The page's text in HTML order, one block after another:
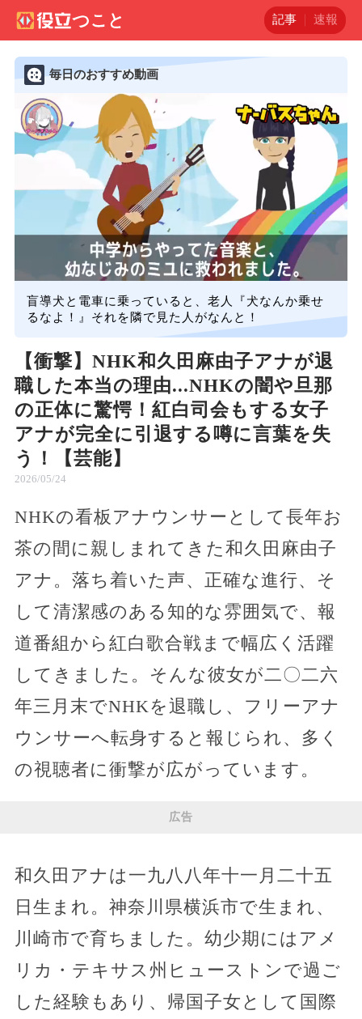
記事 速報
毎日のおすすめ動画
盲導犬と電車に乗っていると、老人『犬なんか乗せ
るなよ！』それを隣で見た人がなんと！
【衝撃】NHK和久田麻由子アナが退
職した本当の理由...NHKの闇や旦那
の正体に驚愕！紅白司会もする女子
アナが完全に引退する噂に言葉を失
う！【芸能】
2026/05/24
NHKの看板アナウンサーとして長年お
茶の間に親しまれてきた和久田麻由子
アナ。落ち着いた声、正確な進行、そ
して清潔感のある知的な雰囲気で、報
道番組から紅白歌合戦まで幅広く活躍
してきました。そんな彼女が二〇二六
年三月末でNHKを退職し、フリーアナ
ウンサーへ転身すると報じられ、多く
の視聴者に衝撃が広がっています。
広告
和久田アナは一九八八年十一月二十五
日生まれ。神奈川県横浜市で生まれ、
川崎市で育ちました。幼少期にはアメ
リカ・テキサス州ヒューストンで過ご
した経験もあり、帰国子女として国際